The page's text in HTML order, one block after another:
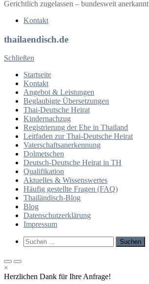
Gerichtlich zugelassen – bundesweit anerkannt
Kontakt
thailaendisch.de
Schließen
Startseite
Kontakt
Angebot & Leistungen
Beglaubigte Übersetzungen
Thai-Deutsche Heirat
Kindernachzug
Registrierung der Ehe in Thailand
Leitfaden zur Thai-Deutsche Heirat
Vaterschaftsanerkennung
Dolmetschen
Deutsch-Deutsche Heirat in TH
Qualifikation
Aktuelles & Wissenswertes
Häufig gestellte Fragen (FAQ)
Thailändisch-Blog
Blog
Datenschutzerklärung
Impressum
Such-
Formular
Suchen
nach:
Primäres
Menü
für
Primäres
Menü
für
×
Herzlichen Dank für Ihre Anfrage!